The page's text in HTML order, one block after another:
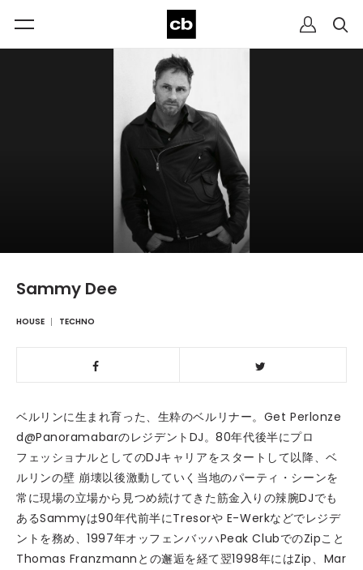
Sammy Dee
HOUSE TECHNO
ベルリンに生まれ育った、生粋のベルリナー。Get Perlonze
d@PanoramabarのレジデントDJ。80年代後半にプロ
フェッショナルとしてのDJキャリアをスタートして以降、ベ
ルリンの壁 崩壊以後激動していく当地のパーティ・シーンを
常に現場の立場から見つめ続けてきた筋金入りの辣腕DJでも
あるSammyは90年代前半にTresorや E-Werkなどでレジデ
ントを務め、1997年オッフェンバッハPeak ClubでのZipこと
Thomas Franzmannとの邂逅を経て翌1998年にはZip、Mar